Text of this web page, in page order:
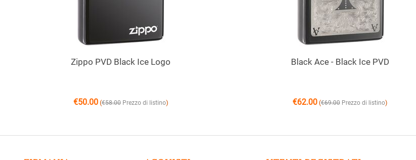
Zippo PVD Black Ice Logo
€50.00 (€58.00 Prezzo di listino)
Black Ace - Black Ice PVD
€62.00 (€69.00 Prezzo di listino)